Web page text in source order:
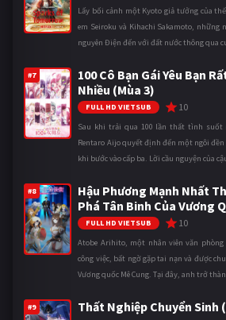
Lấy bối cảnh một Kyoto giả tưởng của
em Seiroku và Kihachi Sakamoto, những
nguyên Điện đến với đất nước thông qua
#7
100 Cô Bạn Gái Yêu Bạn
Nhiều (Mùa 3)
FULL HD VIETSUB 10
Sau khi trải qua 100 lần thất tình suốt
Rentaro Aijo quyết định đến một ngôi
khi bước vào cấp ba. Lời cầu nguyện của
#8
Hậu Phương Mạnh Nhất
Phá Tân Binh Của Vương
FULL HD VIETSUB 10
Atobe Arihito, một nhân viên văn
công việc, bất ngờ gặp tai nạn và được
Vương quốc Mê Cung. Tại đây, anh trở
#9 Thất Nghiệp Chuyển Sinh